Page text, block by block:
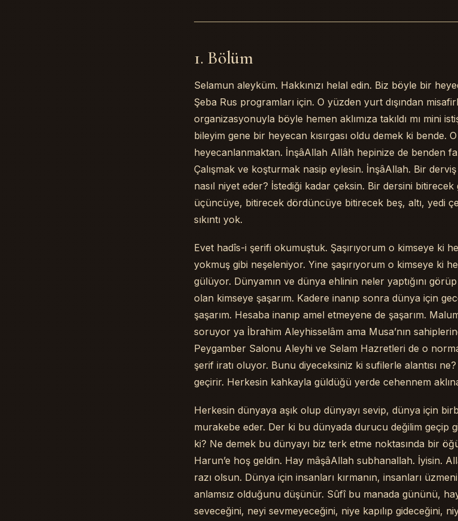
1. Bölüm
Selamun aleyküm. Hakkınızı helal edin. Biz böyle bir
Şeba Rus programları için. O yüzden yurt dışından
organizasyonuyla böyle hemen aklımıza takıldı mı mini
bileyim gene bir heyecan kısırgası oldu demek ki bende.
heyecanlanmaktan. İnşâAllah Allâh hepinize de benden
Çalışmak ve koşturmak nasip eylesin. İnşâAllah. Bir
nasıl niyet eder? İstediği kadar çeksin. Bir dersini
üçüncüye, bitirecek dördüncüye bitirecek beş, altı, yedi
sıkıntı yok.
Evet hadîs-i şerifi okumuştuk. Şaşırıyorum o kimseye ki
yokmuş gibi neşeleniyor. Yine şaşırıyorum o kimseye ki
gülüyor. Dünyamın ve dünya ehlinin neler yaptığını
olan kimseye şaşarım. Kadere inanıp sonra dünya için
şaşarım. Hesaba inanıp amel etmeyene de şaşarım.
soruyor ya İbrahim Aleyhisselâm ama Musa’nın
Peygamber Salonu Aleyhi ve Selam Hazretleri de o
şerif iratı oluyor. Bunu diyeceksiniz ki sufilerle alantısı
geçirir. Herkesin kahkayla güldüğü yerde cehennem
Herkesin dünyaya aşık olup dünyayı sevip, dünya için
murakebe eder. Der ki bu dünyada durucu değilim geçip
ki? Ne demek bu dünyayı biz terk etme noktasında bir
Harun’e hoş geldin. Hay mâşâAllah subhanallah. İyisin.
razı olsun. Dünya için insanları kırmanın, insanları
anlamsız olduğunu düşünür. Sûfî bu manada gününü,
seveceğini, neyi sevmeyeceğini, niye kapılıp gideceğini,